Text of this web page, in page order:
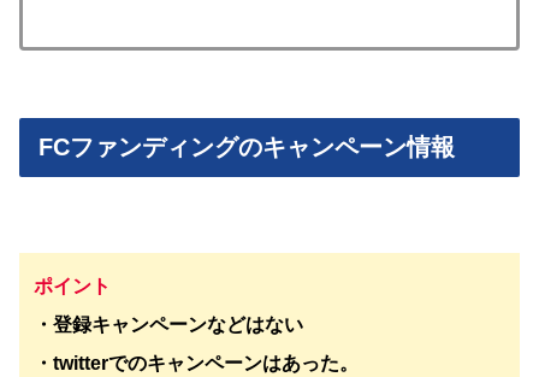
FCファンディングのキャンペーン情報
ポイント
・登録キャンペーンなどはない
・twitterでのキャンペーンはあった。